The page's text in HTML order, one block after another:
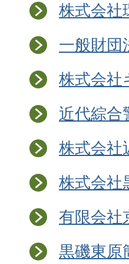
株式会社
一般財団
株式会社
近代綜合
株式会社
株式会社
有限会社
黒磯東原